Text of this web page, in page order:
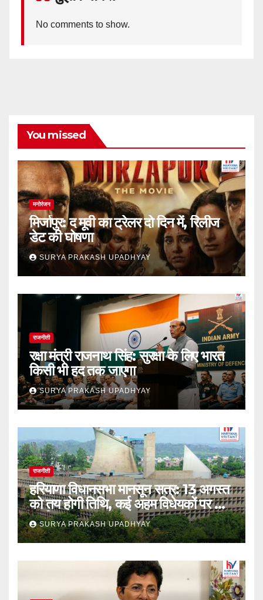
No comments to show.
You missed
मनोरंजन
मिर्जापुर: द मूवी का ट्रेलर दो दिन में, रिलीज
डेट की घोषणा
SURYA PRAKASH UPADHYAY
राजनीती
रक्षा मंत्री राजनाथ सिंह: सुरक्षा के लिए भारत
किसी भी हद तक जाएगा
SURYA PRAKASH UPADHYAY
राजनीती
हरियाणा विधानसभा मानसून सत्र: 13 अगस्त
को तय होगी तिथि, कई अहम विधेयकों पर होगी
चर्चाSURYA PRAKASH UPADHYAY